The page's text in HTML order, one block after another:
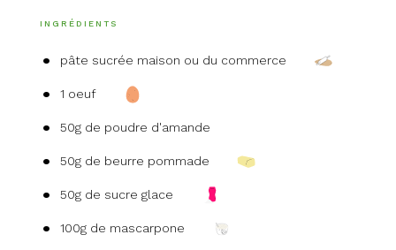
INGRÉDIENTS
pâte sucrée maison ou du commerce
1 oeuf
50g de poudre d'amande
50g de beurre pommade
50g de sucre glace
100g de mascarpone